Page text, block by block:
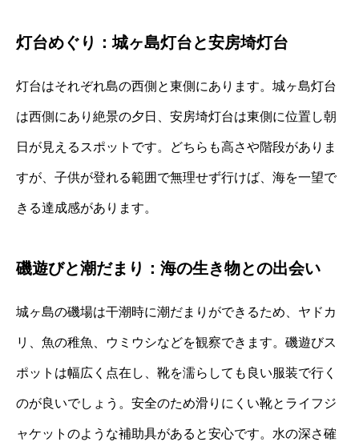
灯台めぐり：城ヶ島灯台と安房埼灯台
灯台はそれぞれ島の西側と東側にあります。城ヶ島灯台
は西側にあり絶景の夕日、安房埼灯台は東側に位置し朝
日が見えるスポットです。どちらも高さや階段がありま
すが、子供が登れる範囲で無理せず行けば、海を一望で
きる達成感があります。
磯遊びと潮だまり：海の生き物との出会い
城ヶ島の磯場は干潮時に潮だまりができるため、ヤドカ
リ、魚の稚魚、ウミウシなどを観察できます。磯遊びス
ポットは幅広く点在し、靴を濡らしても良い服装で行く
のが良いでしょう。安全のため滑りにくい靴とライフジ
ャケットのような補助具があると安心です。水の深さ確